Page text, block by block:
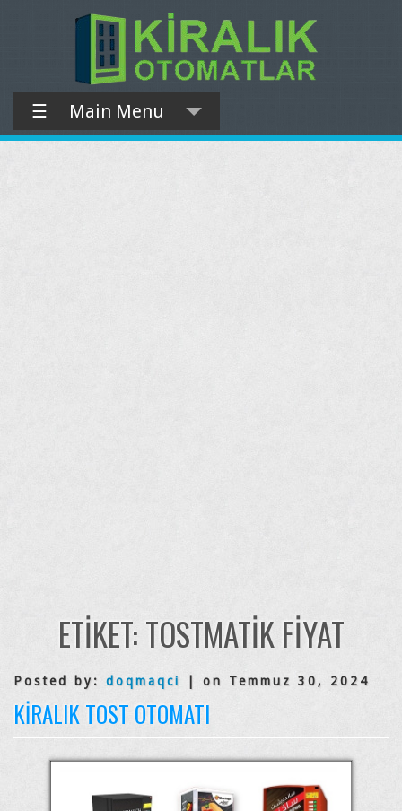
☰ Main Menu
ETIKET:TOSTMATIK FIYAT
Posted by: doqmaqci | on Temmuz 30, 2024
KIRALIK TOST OTOMATI